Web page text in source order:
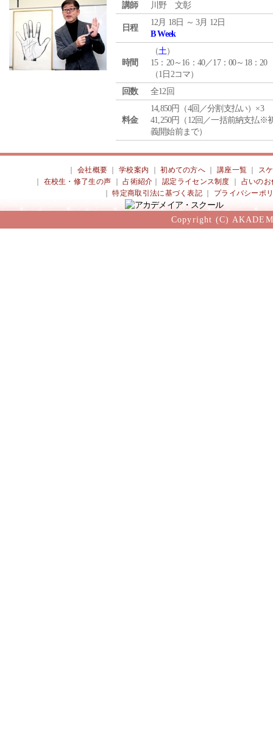
講師 川野 文彰
日程
12月 18日 ～ 3月 12日
B Week
時間
（土）
15：20～16：40／17：00～18：20
（1日2コマ）
回数
全12回
料金
14,850円（4回／分割支払い）×3
41,250円（12回／一括前納支払※
義開始前まで）
会社概要 ｜学校案内 ｜初めての方へ 講座一覧
ス
在校生・修了生の声 ｜占術紹介 ｜認定ライセンス制度
占いのお
｜特定商取引法に基づく表記 プライバシーポ
Copyright (C)